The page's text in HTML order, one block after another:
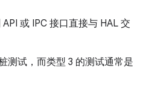
API 或 IPC 接口直接与 HAL 交
测试，而类型 3 的测试通常是